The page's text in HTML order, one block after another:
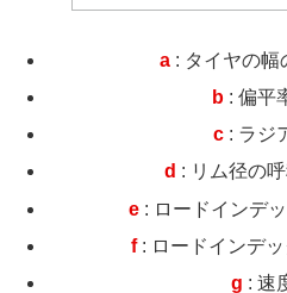
a: タイヤの幅
b : 偏平
c: ラジ
d : リム径の
e : ロードインデ
f : ロードインデ
g : 速